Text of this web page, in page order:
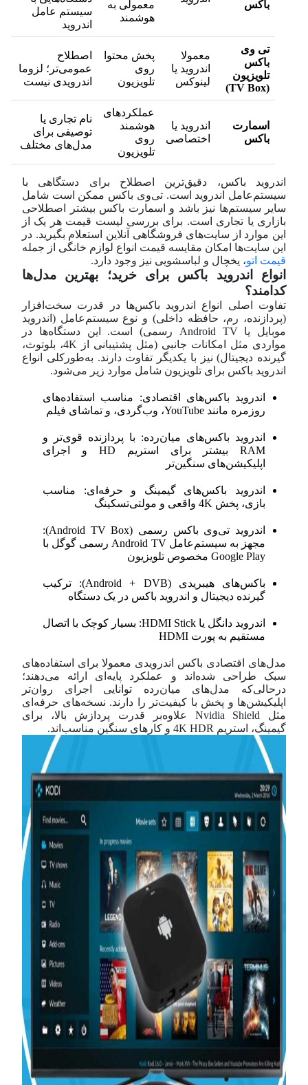
باکس
معمولی به
هوشمند
سیستم عامل
اندروید
تی‌ وی
باکس
تلویزیون
(
TV Box
)
معمولا
اندروید یا
لینوکس
پخش محتوا
روی
تلویزیون
اصطلاح
عمومی‌تر؛ لزوما
اندرویدی نیست
اسمارت
باکس
اندروید یا
اختصاصی
عملکردهای
هوشمند
روی
تلویزیون
نام تجاری یا
توصیفی برای
مدل‌های مختلف
اندروید باکس، دقیق‌ترین اصطلاح برای دستگاهی با
سیستم‌عامل اندروید است. تی‌وی باکس ممکن است شامل
سایر سیستم‌ها نیز باشد و اسمارت باکس بیشتر اصطلاحی
بازاری یا تجاری است. برای بررسی لیست قیمت هر یک از
این موارد از سایت‌های فروشگاهی آنلاین استعلام بگیرید. در
این سایت‌ها امکان مقایسه قیمت انواع لوازم خانگی از جمله
قیمت اتو، یخچال و لباسشویی نیز وجود دارد.
انواع اندروید باکس برای خرید؛ بهترین مدل‌ها
کدامند؟
تفاوت اصلی انواع اندروید باکس‌ها در قدرت سخت‌افزار
(پردازنده، رم، حافظه داخلی) و نوع سیستم‌عامل (اندروید
موبایل یا Android TV رسمی) است. این دستگاه‌ها در
مواردی مثل امکانات جانبی (مثل پشتیبانی از 4K، بلوتوث،
گیرنده دیجیتال) نیز با یکدیگر تفاوت دارند. به‌طورکلی انواع
اندروید باکس برای تلویزیون شامل موارد زیر می‌شود.
اندروید باکس‌های اقتصادی: مناسب استفاده‌های
روزمره مانند YouTube، وب‌گردی، و تماشای فیلم
اندروید باکس‌های میان‌رده: با پردازنده قوی‌تر و
RAM بیشتر برای استریم HD و اجرای
اپلیکیشن‌های سنگین‌تر
اندروید باکس‌های گیمینگ و حرفه‌ای: مناسب
بازی، پخش 4K واقعی و مولتی‌تسکینگ
اندروید تی‌وی باکس رسمی (Android TV Box):
مجهز به سیستم‌عامل Android TV رسمی گوگل با
Google Play مخصوص تلویزیون
باکس‌های هیبریدی (Android + DVB): ترکیب
گیرنده دیجیتال و اندروید باکس در یک دستگاه
اندروید دانگل یا HDMI Stick: بسیار کوچک با اتصال
مستقیم به پورت HDMI
مدل‌های اقتصادی باکس اندرویدی معمولا برای استفاده‌های
سبک طراحی شده‌اند و عملکرد پایه‌ای ارائه می‌دهند؛
در‌حالی‌که مدل‌های میان‌رده توانایی اجرای روان‌تر
اپلیکیشن‌ها و پخش با کیفیت‌تر را دارند. نسخه‌های حرفه‌ای
مثل Nvidia Shield علاوه‌بر قدرت پردازش بالا، برای
گیمینگ، استریم 4K HDR و کارهای سنگین مناسب‌اند.